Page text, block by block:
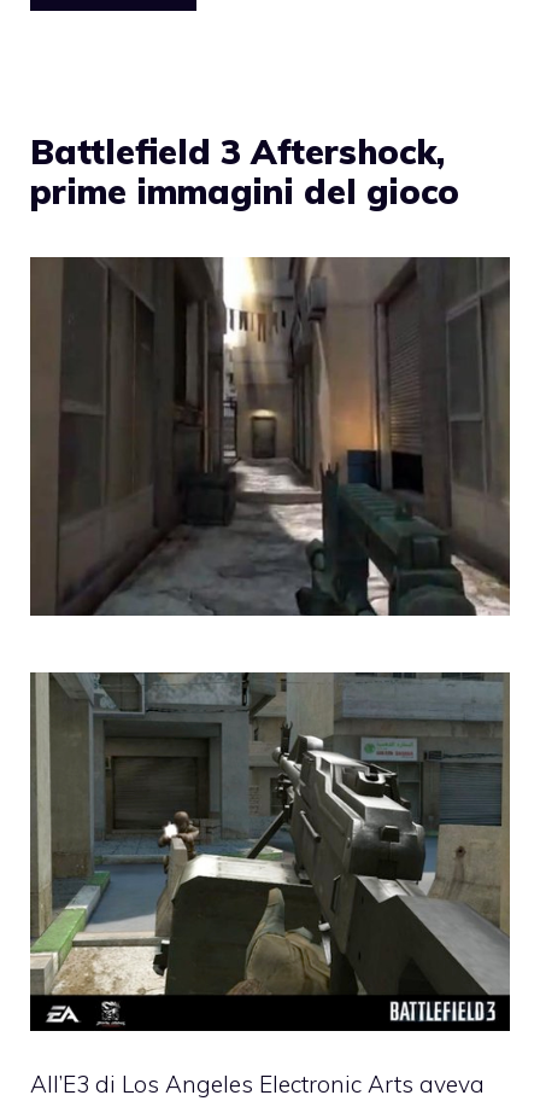
Battlefield 3 Aftershock,
prime immagini del gioco
All’E3 di Los Angeles Electronic Arts aveva